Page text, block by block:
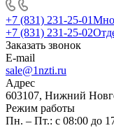
+7 (831) 231-25-01
+7 (831) 231-25-02
Заказать звонок
E-mail
sale@1nzti.ru
Адрес
603107, Нижний
Режим работы
Пн. – Пт.: с 08:00 до